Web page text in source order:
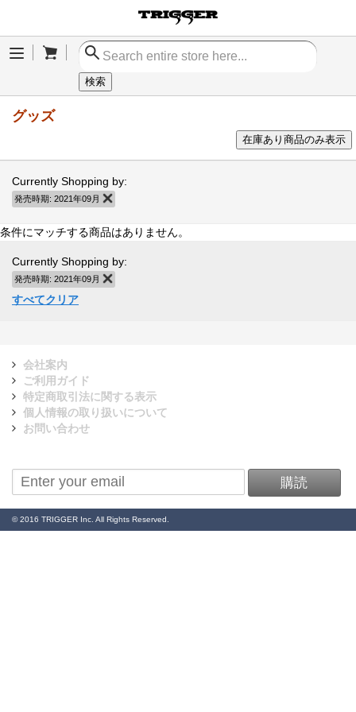
Menu
検索
グッズ
在庫あり商品のみ表示
Currently Shopping by:
発売時期: 2021年09月
条件にマッチする商品はありません。
Currently Shopping by:
発売時期: 2021年09月
すべてクリア
会社案内
ご利用ガイド
特定商取引法に関する表示
個人情報の取り扱いについて
お問い合わせ
購読
© 2016 TRIGGER Inc. All Rights Reserved.